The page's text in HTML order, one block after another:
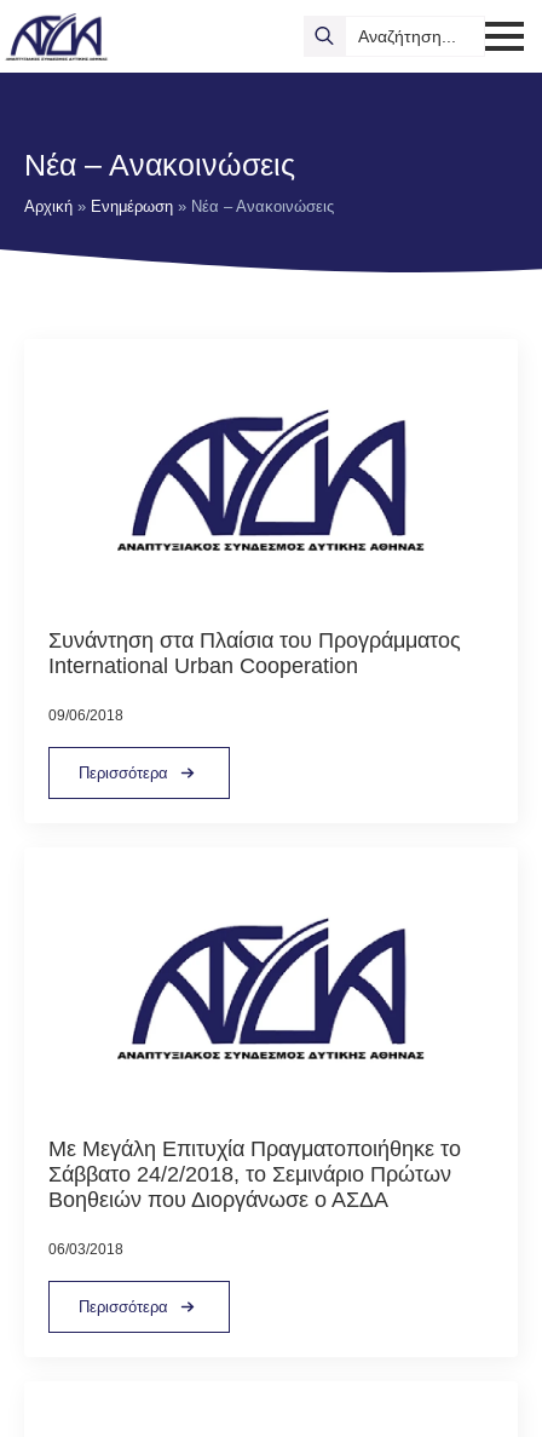
Search
Νέα – Ανακοινώσεις
Αρχική » Ενημέρωση » Νέα – Ανακοινώσεις
Συνάντηση στα Πλαίσια του Προγράμματος
International Urban Cooperation
09/06/2018
Περισσότερα
Με Μεγάλη Επιτυχία Πραγματοποιήθηκε το
Σάββατο 24/2/2018, το Σεμινάριο Πρώτων
Βοηθειών που Διοργάνωσε ο ΑΣΔΑ
06/03/2018
Περισσότερα